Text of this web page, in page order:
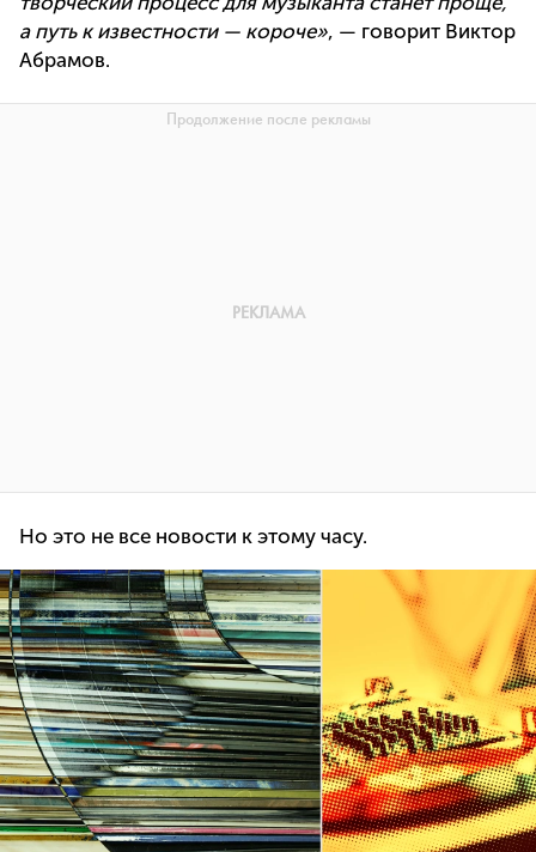
а путь к известности — короче», — говорит Виктор
Абрамов.
Но это не все новости к этому часу.